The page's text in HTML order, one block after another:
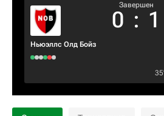
Ньюэллс Олд Бойз
Завершен
0 : 1
35‎’‎